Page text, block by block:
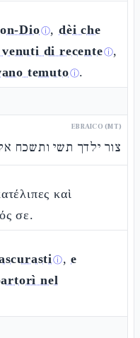
Dioⓘ,dèi che
di recenteⓘ,
temutoⓘ.
EBRAICO (MT)
צור ילדך תשי ותשכח
καὶ
σε.
ⓘ,e
nel